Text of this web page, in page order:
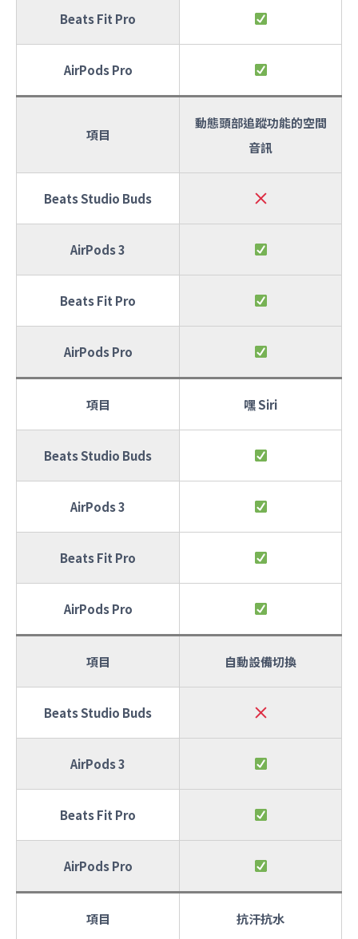
Beats Fit Pro
AirPods Pro
項目
動態頭部追蹤功能的空間
音訊
Beats Studio Buds
AirPods 3
Beats Fit Pro
AirPods Pro
項目 嘿 Siri
Beats Studio Buds
AirPods 3
Beats Fit Pro
AirPods Pro
項目 自動設備切換
Beats Studio Buds
AirPods 3
Beats Fit Pro
AirPods Pro
項目 抗汗抗水